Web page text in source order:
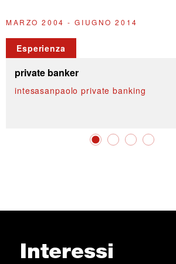
MARZO 2004 - GIUGNO 2014
Esperienza
private banker
intesasanpaolo private banking
Interessi